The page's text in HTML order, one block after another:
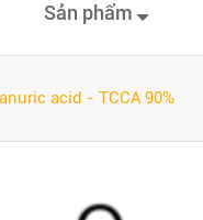
Sản phẩm
acid - TCCA 90%